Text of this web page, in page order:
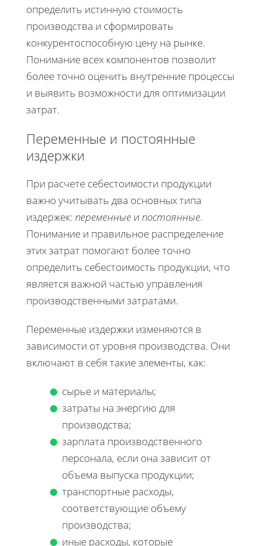
определить истинную стоимость
производства и сформировать
конкурентоспособную цену на рынке.
Понимание всех компонентов позволит
более точно оценить внутренние процессы
и выявить возможности для оптимизации
затрат.
Переменные и постоянные
издержки
При расчете себестоимости продукции
важно учитывать два основных типа
издержек: переменные и постоянные.
Понимание и правильное распределение
этих затрат помогают более точно
определить себестоимость продукции, что
является важной частью управления
производственными затратами.
Переменные издержки изменяются в
зависимости от уровня производства. Они
включают в себя такие элементы, как:
сырье и материалы;
затраты на энергию для
производства;
зарплата производственного
персонала, если она зависит от
объема выпуска продукции;
транспортные расходы,
соответствующие объему
производства;
иные расходы, которые